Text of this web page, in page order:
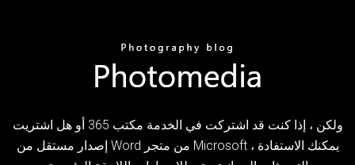
ولكن ، إذا كنت قد اشتركت في الخدمة مكتب 365 أو هل اشتريت
إصدار مستقل من Word من متجر Microsoft ، يمكنك الاستفادة